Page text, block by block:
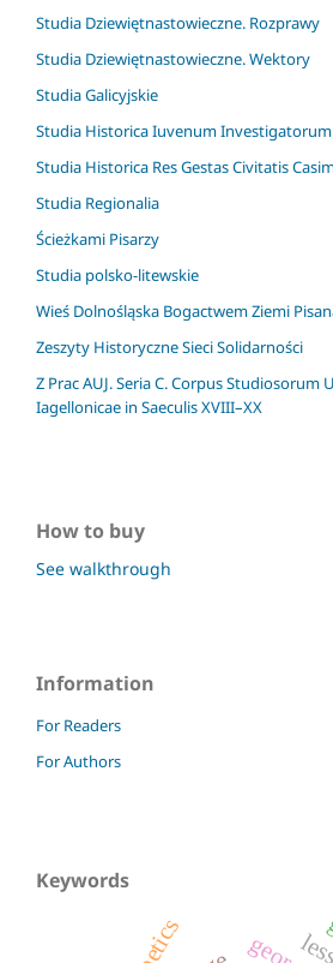
Studia Dziewiętnastowieczne. Rozprawy
Studia Dziewiętnastowieczne. Wektory
Studia Galicyjskie
Studia Historica Iuvenum Investigatorum
Studia Historica Res Gestas Civitatis
Studia Regionalia
Ścieżkami Pisarzy
Studia polsko-litewskie
Wieś Dolnośląska Bogactwem Ziemi
Zeszyty Historyczne Sieci Solidarności
Z Prac AUJ. Seria C. Corpus Studiosorum
Iagellonicae in Saeculis XVIII–XX
How to buy
See walkthrough
Information
For Readers
For Authors
Keywords